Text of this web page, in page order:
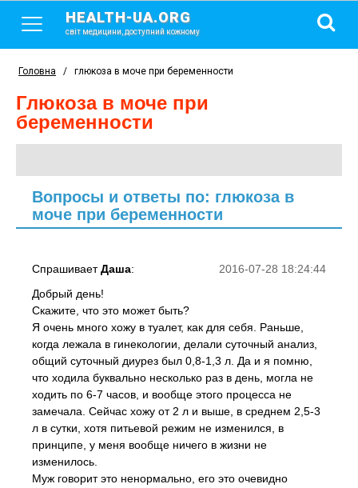
HEALTH-UA.ORG
світ медицини, доступний кожному
Головна / глюкоза в моче при беременности
глюкоза в моче при
беременности
Вопросы и ответы по: глюкоза в
моче при беременности
2016-07-28 18:24:44
СпрашиваетДаша:
Добрый день!
Скажите, что это может быть?
Я очень много хожу в туалет, как для себя. Раньше,
когда лежала в гинекологии, делали суточный анализ,
общий суточный диурез был 0,8-1,3 л. Да и я помню,
что ходила буквально несколько раз в день, могла не
ходить по 6-7 часов, и вообще этого процесса не
замечала. Сейчас хожу от 2 л и выше, в среднем 2,5-3
л в сутки, хотя питьевой режим не изменился, в
принципе, у меня вообще ничего в жизни не
изменилось.
Муж говорит это ненормально, его это очевидно